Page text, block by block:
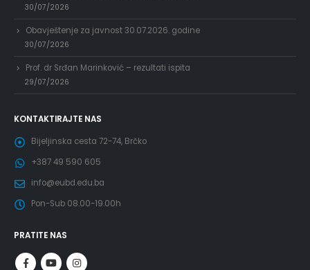
30/07/2026
Obavještenje za javnost 30.07.2026. godine
30/07/2026
Prof. dr Srđan Marinković – rezultati ispita
29/07/2026
KONTAKTIRAJTE NAS
Bijeljinska cesta 72-74, Brčko
+387 49 590 605
info@eubd.edu.ba
Pon-Sub 08.00-19.00h
PRATITE NAS